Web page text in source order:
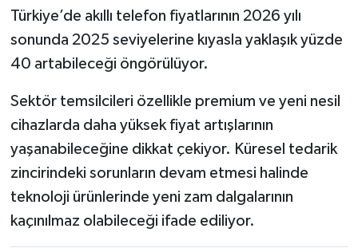
Türkiye’de akıllı telefon fiyatlarının 2026 yılı
sonunda 2025 seviyelerine kıyasla yaklaşık yüzde
40 artabileceği öngörülüyor.
Sektör temsilcileri özellikle premium ve yeni nesil
cihazlarda daha yüksek fiyat artışlarının
yaşanabileceğine dikkat çekiyor. Küresel tedarik
zincirindeki sorunların devam etmesi halinde
teknoloji ürünlerinde yeni zam dalgalarının
kaçınılmaz olabileceği ifade ediliyor.